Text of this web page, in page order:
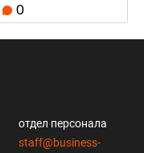
0
отдел персонала
staff@business-